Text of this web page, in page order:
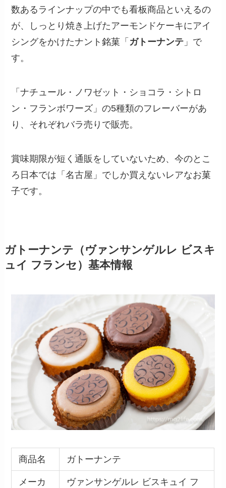
数あるラインナップの中でも看板商品といえるの
が、しっとり焼き上げたアーモンドケーキにアイ
シングをかけたナント銘菓「 ガトーナンテ 」で
す。
「ナチュール・ノワゼット・ショコラ・シトロ
ン・フランボワーズ」の5種類のフレーバーがあ
り、それぞれバラ売りで販売。
賞味期限が短く通販をしていないため、今のとこ
ろ日本では「名古屋」でしか買えないレアなお菓
子です。
ガトーナンテ（ヴァンサンゲルレ ビスキ
ュイ フランセ）基本情報
商品名 ガトーナンテ
メーカ
ヴァンサンゲルレ ビスキュイ フ